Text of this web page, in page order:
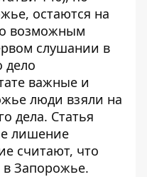
остаются на
возможным
слушании в
дело
важные и
люди взяли на
дела. Статья
лишение
считают, что
Запорожье.